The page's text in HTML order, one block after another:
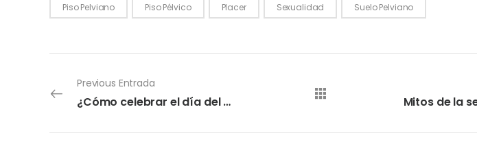
Piso Pelviano Piso Pélvico Placer Sexualidad Suelo Pelviano
Previous Entrada
¿Cómo celebrar el día del amor todo el año?